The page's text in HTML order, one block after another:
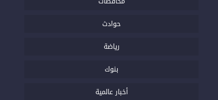
حوادث
رياضة
بنوك
أخبار عالمية